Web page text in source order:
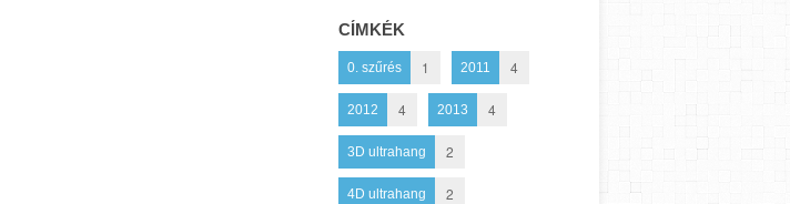
CÍMKÉK
0. szűrés 1 2011 4
2012 4 2013 4
3D ultrahang 2
4D ultrahang 2